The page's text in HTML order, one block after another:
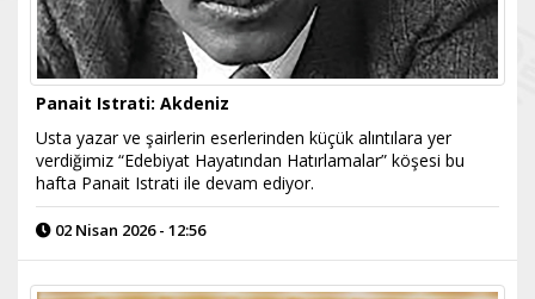
Panait Istrati: Akdeniz
Usta yazar ve şairlerin eserlerinden küçük alıntılara yer
verdiğimiz “Edebiyat Hayatından Hatırlamalar” köşesi bu
hafta Panait Istrati ile devam ediyor.
02 Nisan 2026 - 12:56